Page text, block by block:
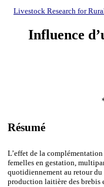
Livestock Research for
Influence
Résumé
L’effet de la
femelles en gestation,
quotidiennement au retour du
production laitière des brebis